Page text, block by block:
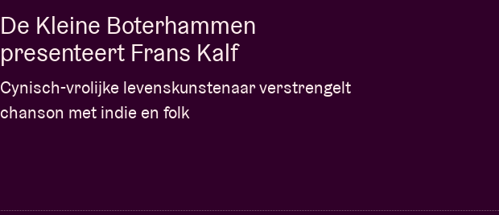
De Kleine Boterhammen
presenteert Frans Kalf
Cynisch-vrolijke levenskunstenaar verstrengelt
chanson met indie en folk